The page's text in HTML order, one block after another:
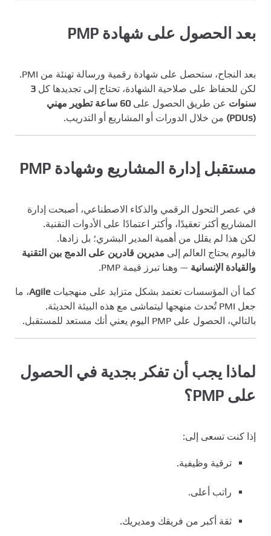
بعد الحصول على شهادة PMP
بعد النجاح، ستحصل على شهادة رقمية ورسالة تهنئة من PMI.
لكن للحفاظ على صلاحية الشهادة، تحتاج إلى تجديدها كل 3
سنوات عن طريق الحصول على
60 ساعة تطوير مهني
(PDUs)
من خلال الدورات أو المشاريع أو التدريب.
مستقبل إدارة المشاريع وشهادة PMP
في عصر التحول الرقمي والذكاء الاصطناعي، أصبحت إدارة
المشاريع أكثر تعقيدًا، وأكثر اعتمادًا على الأدوات التقنية.
لكن هذا لم يقلل من أهمية المدير البشري؛ بل زادها.
فاليوم يحتاج العالم إلى مديرين قادرين على الدمج بين التقنية
والقيادة الإنسانية — وهنا تبرز قيمة PMP.
كما أن المؤسسات تعتمد بشكل متزايد على منهجيات Agile، ما
جعل PMI تُحدث منهجها ليتماشى مع هذه البيئة الحديثة.
بالتالي، الحصول على PMP اليوم يعني أنك مستعد للمستقبل.
لماذا يجب أن تفكر بجدية في الحصول
على PMP؟
إذا كنت تسعى إلى:
ترقية وظيفية.
راتب أعلى.
ثقة أكبر من فريقك ومديريك.